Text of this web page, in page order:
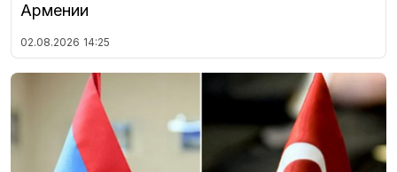
Армении
02.08.2026 14:25